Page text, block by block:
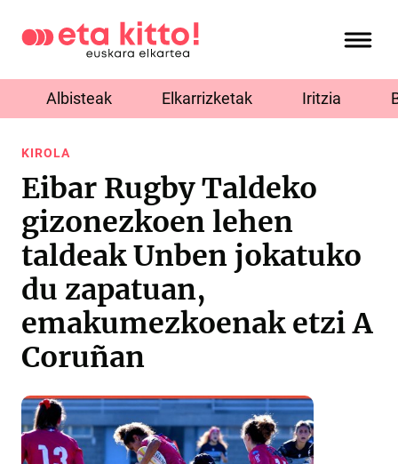
Albisteak Elkarrizketak Iritzia
KIROLA
Eibar Rugby Taldeko
gizonezkoen lehen
taldeak Unben jokatuko
du zapatuan,
emakumezkoenak etzi A
Coruñan